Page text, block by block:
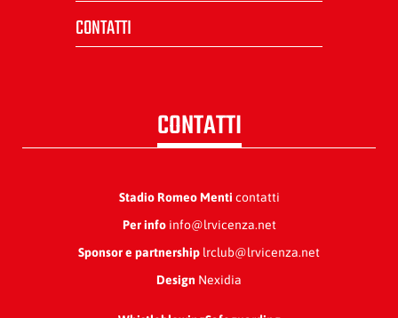
CONTATTI
CONTATTI
Stadio Romeo Menti contatti
Per infoinfo@lrvicenza.net
Sponsor e partnership lrclub@lrvicenza.net
Design Nexidia